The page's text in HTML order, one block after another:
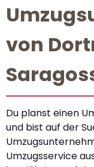
von
Du planst einen
und bist auf der
Umzugsservice